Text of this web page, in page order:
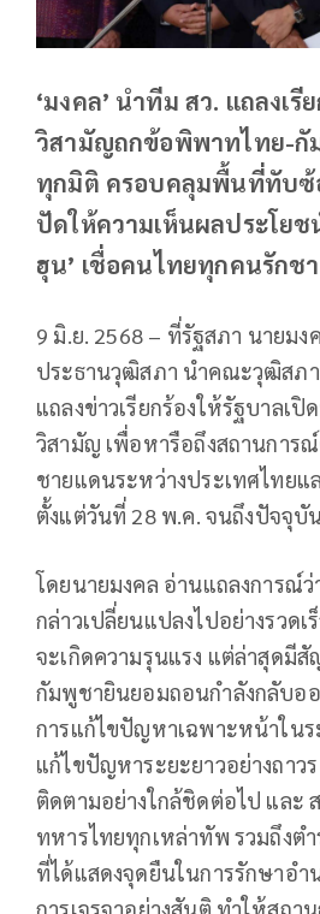
‘มงคล’ นำทีม สว. แถลงเรี
วิสามัญถกข้อพิพาทไทย-
ทุกมิติ ครอบคลุมพื้นที่ทับซ้
ปัดให้ความเห็นผลประโยช
ฮุน’ เชื่อคนไทยทุกคนรักช
9 มิ.ย. 2568 – ที่รัฐสภา นายมง
ประธานวุฒิสภา นำคณะวุฒิสภ
แถลงข่าวเรียกร้องให้รัฐบาลเ
วิสามัญ เพื่อหารือถึงสถานการ
ชายแดนระหว่างประเทศไทย
ตั้งแต่วันที่ 28 พ.ค. จนถึงปัจจุบั
โดยนายมงคล อ่านแถลงการณ์
กล่าวเปลี่ยนแปลงไปอย่างรวดเ
จะเกิดความรุนแรง แต่ล่าสุดมี
กัมพูชายินยอมถอนกำลังกลับออ
การแก้ไขปัญหาเฉพาะหน้าใน
แก้ไขปัญหาระยะยาวอย่างถาว
ติดตามอย่างใกล้ชิดต่อไป และ
ทหารไทยทุกเหล่าทัพ รวมถึงต
ที่ได้แสดงจุดยืนในการรักษาอำ